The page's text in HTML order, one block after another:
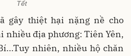
Tết
gây thiệt hại nặng nề cho
nhiều địa phương: Tiên Yên,
nhiên, nhiều hộ chăn